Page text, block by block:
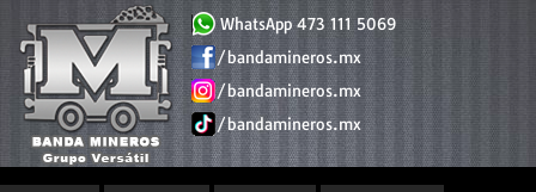
WhatsApp 473 111 5069
/bandamineros.mx
/bandamineros.mx
/bandamineros.mx